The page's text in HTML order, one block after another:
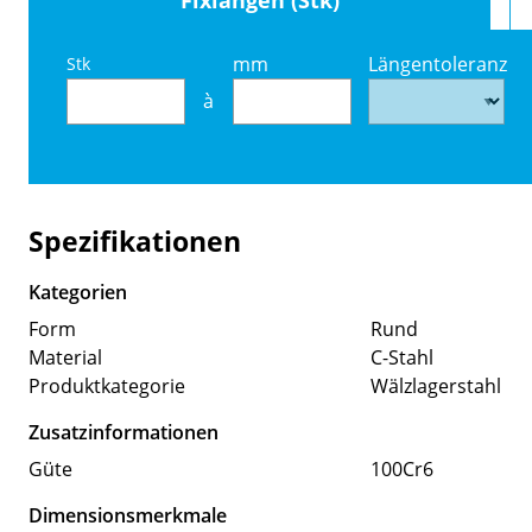
Stk
à
mm Längentoleranz
Spezifikationen
Kategorien
Form
Rund
Material
C-Stahl
Produktkategorie
Wälzlagerstahl
Zusatzinformationen
Güte
100Cr6
Dimensionsmerkmale